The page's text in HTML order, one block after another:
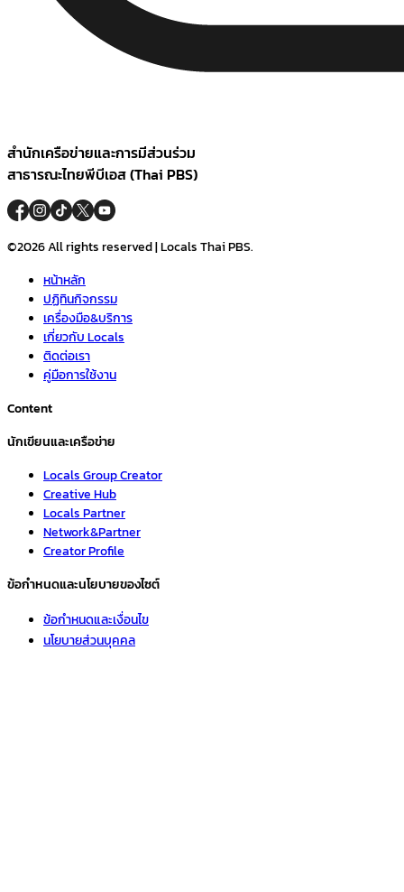
สำนักเครือข่ายและการมีส่วนร่วม
สาธารณะไทยพีบีเอส (Thai PBS)
©2026 All rights reserved | Locals Thai PBS.
หน้าหลัก
ปฏิทินกิจกรรม
เครื่องมือ&บริการ
เกี่ยวกับ Locals
ติดต่อเรา
คู่มือการใช้งาน
Content
นักเขียนและเครือข่าย
Locals Group Creator
Creative Hub
Locals Partner
Network&Partner
Creator Profile
ข้อกำหนดและนโยบายของไซต์
ข้อกำหนดและเงื่อนไข
นโยบายส่วนบุคคล